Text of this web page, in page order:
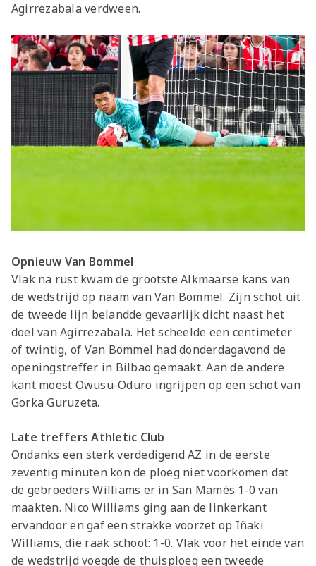
Agirrezabala verdween.
Opnieuw Van Bommel
Vlak na rust kwam de grootste Alkmaarse kans van
de wedstrijd op naam van Van Bommel. Zijn schot uit
de tweede lijn belandde gevaarlijk dicht naast het
doel van Agirrezabala. Het scheelde een centimeter
of twintig, of Van Bommel had donderdagavond de
openingstreffer in Bilbao gemaakt. Aan de andere
kant moest Owusu-Oduro ingrijpen op een schot van
Gorka Guruzeta.
Late treffers Athletic Club
Ondanks een sterk verdedigend AZ in de eerste
zeventig minuten kon de ploeg niet voorkomen dat
de gebroeders Williams er in San Mamés 1-0 van
maakten. Nico Williams ging aan de linkerkant
ervandoor en gaf een strakke voorzet op Iñaki
Williams, die raak schoot: 1-0. Vlak voor het einde van
de wedstrijd voegde de thuisploeg een tweede